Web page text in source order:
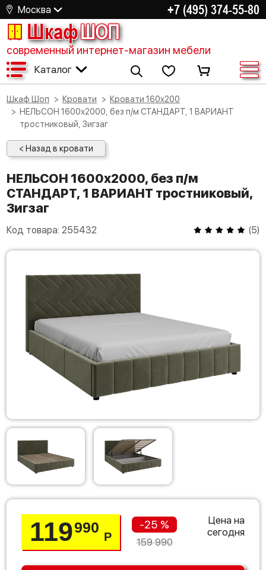
Москва +7 (495) 374-55-80
ШкафШОП
современный интернет-магазин мебели
Каталог
Шкаф Шоп Кровати
Кровати 160х200
НЕЛЬСОН 1600х2000, без п/м СТАНДАРТ, 1 ВАРИАНТ
тростниковый, Зигзаг
< Назад в кровати
НЕЛЬСОН 1600х2000, без п/м
СТАНДАРТ, 1 ВАРИАНТ тростниковый,
Зигзаг
Код товара: 255432 (5)
119990
Р
-25 %
159 990
Цена на
сегодня